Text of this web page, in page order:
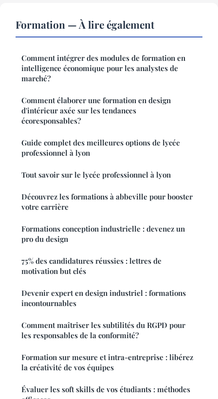
Formation — À lire également
Comment intégrer des modules de formation en
intelligence économique pour les analystes de
marché?
Comment élaborer une formation en design
d'intérieur axée sur les tendances
écoresponsables?
Guide complet des meilleures options de lycée
professionnel à lyon
Tout savoir sur le lycée professionnel à lyon
Découvrez les formations à abbeville pour booster
votre carrière
Formations conception industrielle : devenez un
pro du design
75% des candidatures réussies : lettres de
motivation but clés
Devenir expert en design industriel : formations
incontournables
Comment maîtriser les subtilités du RGPD pour
les responsables de la conformité?
Formation sur mesure et intra-entreprise : libérez
la créativité de vos équipes
Évaluer les soft skills de vos étudiants : méthodes